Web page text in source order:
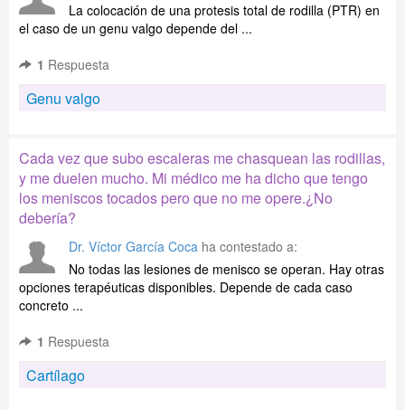
La colocación de una protesis total de rodilla (PTR) en
el caso de un genu valgo depende del ...
1 Respuesta
Genu valgo
Cada vez que subo escaleras me chasquean las rodillas,
y me duelen mucho. Mi médico me ha dicho que tengo
los meniscos tocados pero que no me opere.¿No
debería?
Dr. Víctor García Coca ha contestado a:
No todas las lesiones de menisco se operan. Hay otras
opciones terapéuticas disponibles. Depende de cada caso
concreto ...
1 Respuesta
Cartílago